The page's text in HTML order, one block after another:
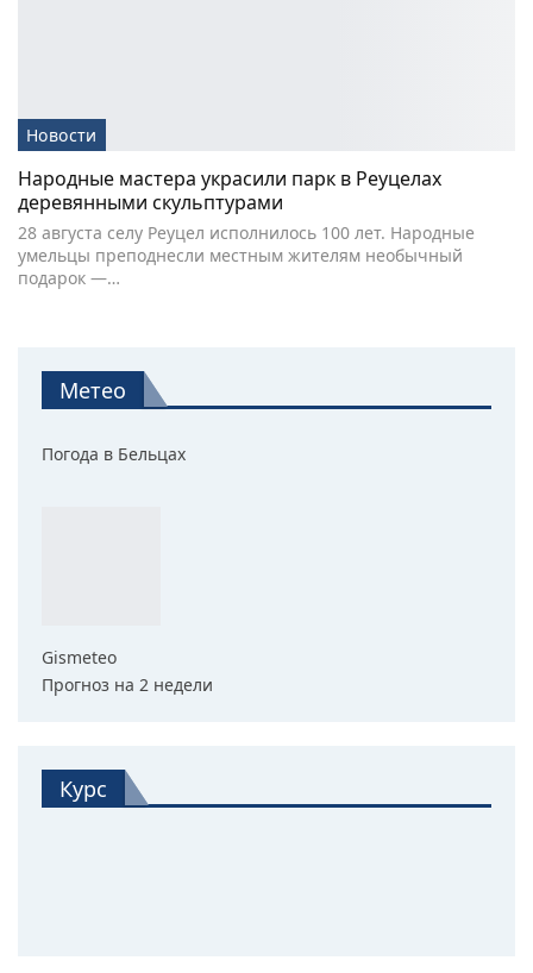
Новости
Народные мастера украсили парк в Реуцелах
деревянными скульптурами
28 августа селу Реуцел исполнилось 100 лет. Народные
умельцы преподнесли местным жителям необычный
подарок —…
Метео
Погода в Бельцах
Gismeteo
Прогноз на 2 недели
Курс